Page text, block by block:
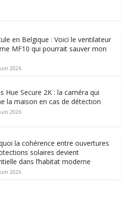
en Belgique : Voici le ventilateur
MF10 qui pourrait sauver mon
2026
Hue Secure 2K : la caméra qui
la maison en cas de détection
2026
la cohérence entre ouvertures
solaires devient
dans l’habitat moderne
2026